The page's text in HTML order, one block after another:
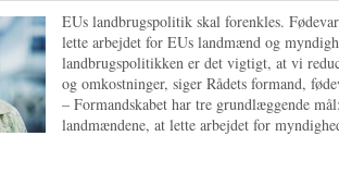
EUs landbrugspolitik skal forenkles.
lette arbejdet for EUs landmænd og
landbrugspolitikken er det vigtigt, at vi
og omkostninger, siger Rådets formand,
– Formandskabet har tre grundlæggende
landmændene, at lette arbejdet for